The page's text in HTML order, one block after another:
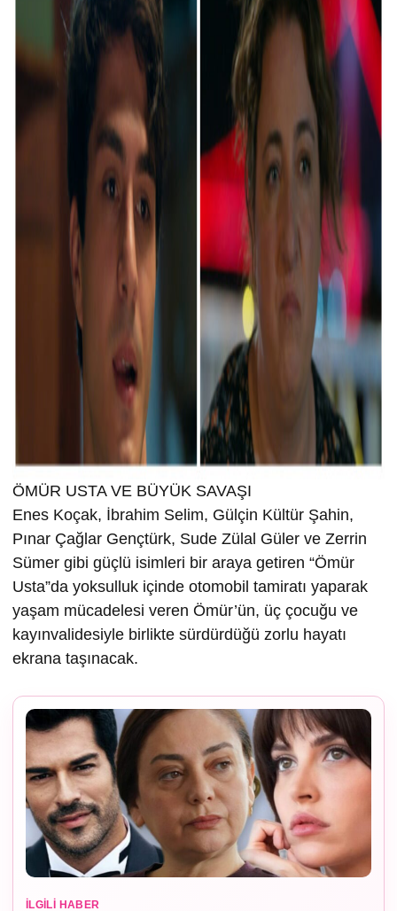
ÖMÜR USTA VE BÜYÜK SAVAŞI
Enes Koçak, İbrahim Selim, Gülçin Kültür Şahin,
Pınar Çağlar Gençtürk, Sude Zülal Güler ve Zerrin
Sümer gibi güçlü isimleri bir araya getiren “Ömür
Usta”da yoksulluk içinde otomobil tamiratı yaparak
yaşam mücadelesi veren Ömür’ün, üç çocuğu ve
kayınvalidesiyle birlikte sürdürdüğü zorlu hayatı
ekrana taşınacak.
İLGILI HABER